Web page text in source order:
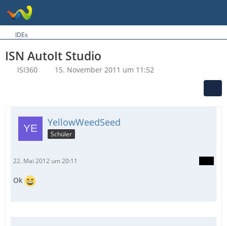
IDEs
ISN AutoIt Studio
ISI360 15. November 2011 um 11:52
YellowWeedSeed
Schüler
22. Mai 2012 um 20:11
Ok